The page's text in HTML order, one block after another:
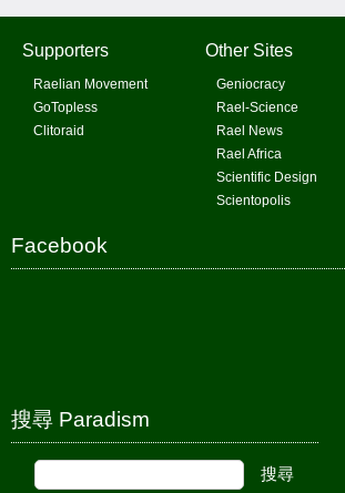
Supporters
Raelian Movement
GoTopless
Clitoraid
Other Sites
Geniocracy
Rael-Science
Rael News
Rael Africa
Scientific Design
Scientopolis
Facebook
搜尋 Paradism